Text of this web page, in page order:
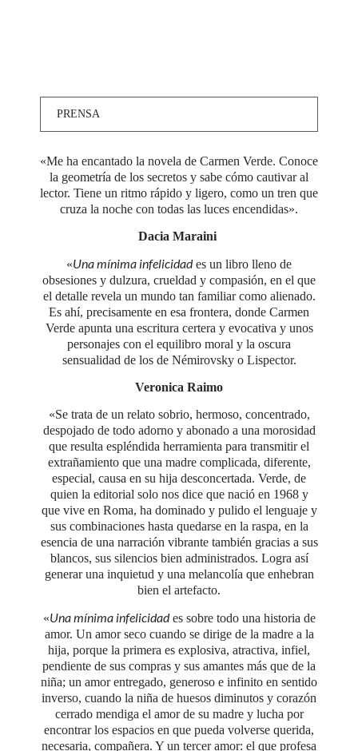
PRENSA
«Me ha encantado la novela de Carmen Verde. Conoce
la geometría de los secretos y sabe cómo cautivar al
lector. Tiene un ritmo rápido y ligero, como un tren que
cruza la noche con todas las luces encendidas».
Dacia Maraini
«Una mínima infelicidades un libro lleno de
obsesiones y dulzura, crueldad y compasión, en el que
el detalle revela un mundo tan familiar como alienado.
Es ahí, precisamente en esa frontera, donde Carmen
Verde apunta una escritura certera y evocativa y unos
personajes con el equilibro moral y la oscura
sensualidad de los de Némirovsky o Lispector.
Veronica Raimo
«Se trata de un relato sobrio, hermoso, concentrado,
despojado de todo adorno y abonado a una morosidad
que resulta espléndida herramienta para transmitir el
extrañamiento que una madre complicada, diferente,
especial, causa en su hija desconcertada. Verde, de
quien la editorial solo nos dice que nació en 1968 y
que vive en Roma, ha dominado y pulido el lenguaje y
sus combinaciones hasta quedarse en la raspa, en la
esencia de una narración vibrante también gracias a sus
blancos, sus silencios bien administrados. Logra así
generar una inquietud y una melancolía que enhebran
bien el artefacto.
«Una mínima infelicidades sobre todo una historia de
amor. Un amor seco cuando se dirige de la madre a la
hija, porque la primera es explosiva, atractiva, infiel,
pendiente de sus compras y sus amantes más que de la
niña; un amor entregado, generoso e infinito en sentido
inverso, cuando la niña de huesos diminutos y corazón
cerrado mendiga el amor de su madre y lucha por
encontrar los espacios en que pueda volverse querida,
necesaria, compañera. Y un tercer amor: el que profesa